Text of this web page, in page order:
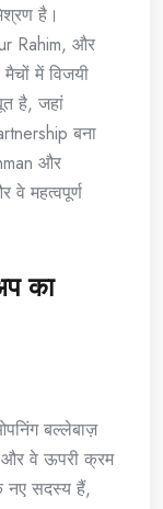
है।
Rahim, और
में विजयी
है, जहां
बना
और
वे महत्वपूर्ण
का
बल्लेबाज़
वे ऊपरी क्रम
नए सदस्य हैं,